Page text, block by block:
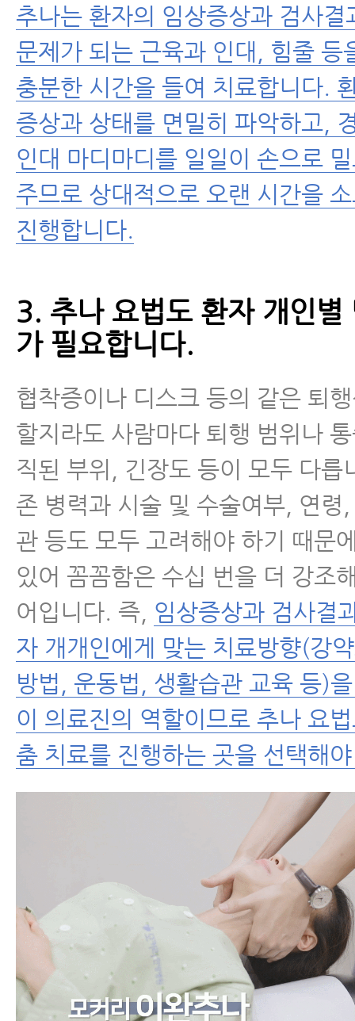
추나는 환자의 임상증상과 검사결
문제가 되는 근육과 인대, 힘줄 등
충분한 시간을 들여 치료합니다.
증상과 상태를 면밀히 파악하고,
인대 마디마디를 일일이 손으로
주므로 상대적으로 오랜 시간을
진행합니다.
3. 추나 요법도 환자 개인별
가 필요합니다.
협착증이나 디스크 등의 같은 퇴
할지라도 사람마다 퇴행 범위나
직된 부위, 긴장도 등이 모두 다릅
존 병력과 시술 및 수술여부, 연령
관 등도 모두 고려해야 하기 때문
있어 꼼꼼함은 수십 번을 더 강조
어입니다. 즉, 임상증상과 검사결
자 개개인에게 맞는 치료방향(강
방법, 운동법, 생활습관 교육 등)
이 의료진의 역할이므로 추나 요
춤 치료를 진행하는 곳을 선택해